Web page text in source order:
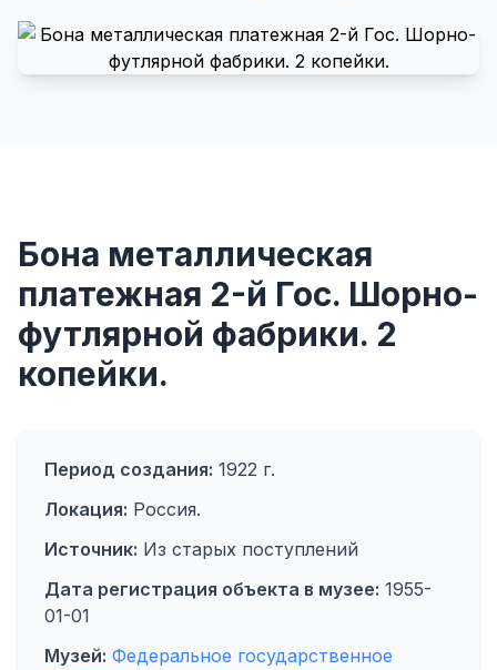
Бона металлическая
платежная 2-й Гос. Шорно-
футлярной фабрики. 2
копейки.
Период создания: 1922 г.
Локация: Россия.
Источник: Из старых поступлений
Дата регистрация объекта в музее: 1955-
01-01
Музей: Федеральное государственное